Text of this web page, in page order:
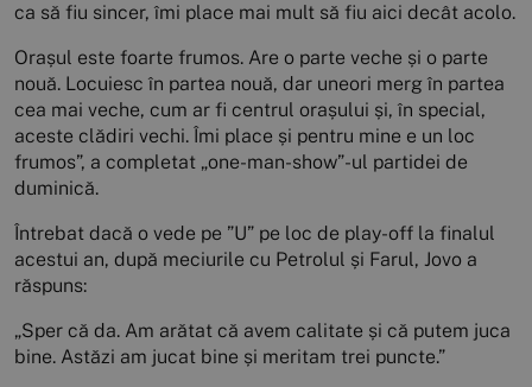
ca să fiu sincer, îmi place mai mult să fiu aici decât acolo.
Orașul este foarte frumos. Are o parte veche și o parte
nouă. Locuiesc în partea nouă, dar uneori merg în partea
cea mai veche, cum ar fi centrul orașului și, în special,
aceste clădiri vechi. Îmi place și pentru mine e un loc
frumos”, a completat „one-man-show”-ul partidei de
duminică.
Întrebat dacă o vede pe ”U” pe loc de play-off la finalul
acestui an, după meciurile cu Petrolul și Farul, Jovo a
răspuns:
„Sper că da. Am arătat că avem calitate și că putem juca
bine. Astăzi am jucat bine și meritam trei puncte.”